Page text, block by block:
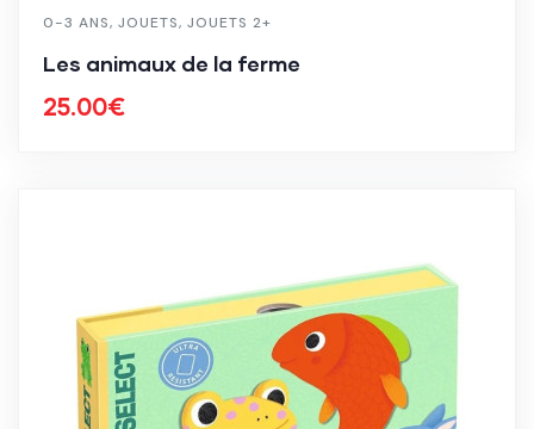
0-3 ANS, JOUETS, JOUETS 2+
Les animaux de la ferme
25.00€